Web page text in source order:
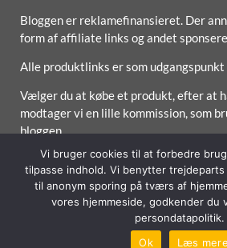
Bloggen er reklamefinansieret. Der
form af affiliate links og andet
Alle produktlinks er som
Vælger du at købe et produkt, efter at
modtager vi en lille kommission, som
bloggen.
Forside Om / Kontakt
© 2026 Lytt Digital
Vi bruger cookies til at forbedre
tilpasse indhold. Vi benytter trejdeparts
til anonym sporing på tværs af
vores hjemmeside, godkender du
persondatapolitik.
Ok
Læs mere